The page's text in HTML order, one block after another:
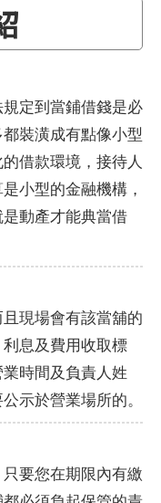
定到當鋪借錢是必
裝潢成有點像小型
借款環境，接待人
小型的金融機構，
動產才能典當借
現場會有該當舖的
息及費用收取標
時間及負責人姓
示於營業場所的。
要您在期限內有繳